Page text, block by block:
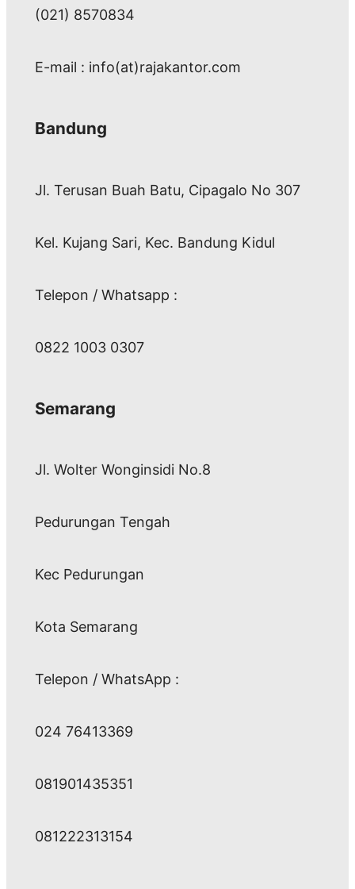
(021) 8570834
E-mail : info(at)rajakantor.com
Bandung
Jl. Terusan Buah Batu, Cipagalo No 307
Kel. Kujang Sari, Kec. Bandung Kidul
Telepon / Whatsapp :
0822 1003 0307
Semarang
Jl. Wolter Wonginsidi No.8
Pedurungan Tengah
Kec Pedurungan
Kota Semarang
Telepon / WhatsApp :
024 76413369
081901435351
081222313154